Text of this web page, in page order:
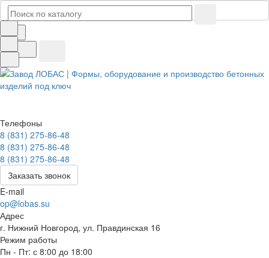
Телефоны
8 (831) 275-86-48
8 (831) 275-86-48
8 (831) 275-86-48
Заказать звонок
E-mail
op@lobas.su
Адрес
г. Нижний Новгород, ул. Правдинская 16
Режим работы
Пн - Пт: с 8:00 до 18:00